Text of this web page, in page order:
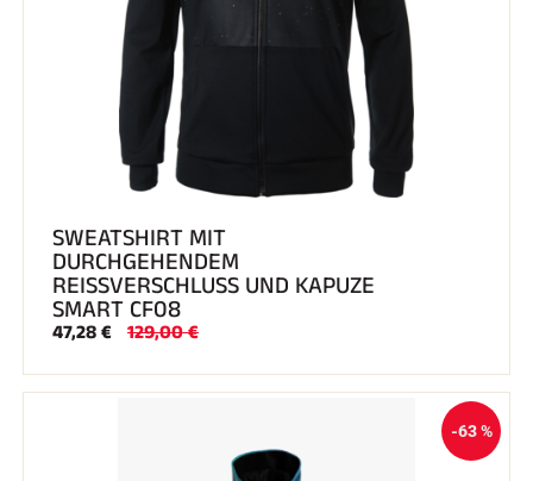
SWEATSHIRT MIT
DURCHGEHENDEM
REISSVERSCHLUSS UND KAPUZE
SMART CF08
47,28 € 129,00 €
-63 %